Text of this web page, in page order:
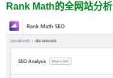
Rank Math的全网站分析